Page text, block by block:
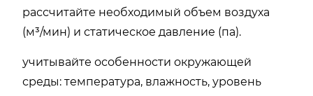
рассчитайте необходимый объем воздуха
(м³/мин) и статическое давление (па).
учитывайте особенности окружающей
среды: температура, влажность, уровень